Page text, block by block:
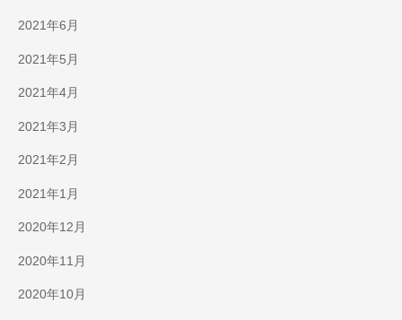
2021年6月
2021年5月
2021年4月
2021年3月
2021年2月
2021年1月
2020年12月
2020年11月
2020年10月